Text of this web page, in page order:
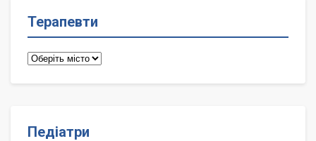
Терапевти
Терапевти
Педіатри